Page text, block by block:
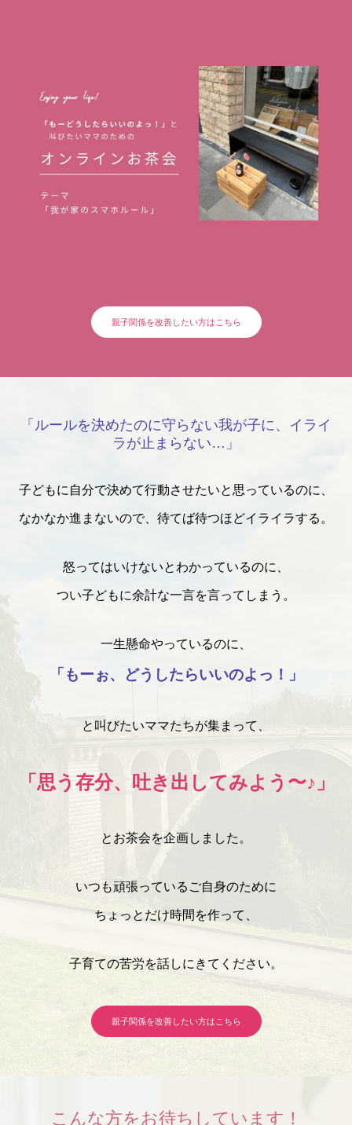
親子関係を改善したい方はこちら
「ルールを決めたのに守らない我が子に、イライ
ラが止まらない…」
子どもに自分で決めて行動させたいと思っているのに、
なかなか進まないので、待てば待つほどイライラする。
怒ってはいけないとわかっているのに、
つい子どもに余計な一言を言ってしまう。
一生懸命やっているのに、
「もーぉ、どうしたらいいのよっ！」
と叫びたいママたちが集まって、
「思う存分、吐き出してみよう〜♪」
とお茶会を企画しました。
いつも頑張っているご自身のために
ちょっとだけ時間を作って、
子育ての苦労を話しにきてください。
親子関係を改善したい方はこちら
こんな方をお待ちしています！